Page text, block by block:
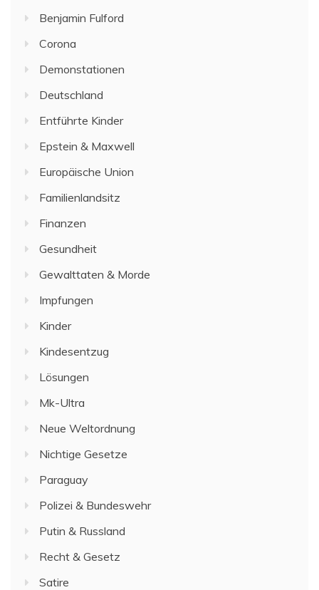
Benjamin Fulford
Corona
Demonstationen
Deutschland
Entführte Kinder
Epstein & Maxwell
Europäische Union
Familienlandsitz
Finanzen
Gesundheit
Gewalttaten & Morde
Impfungen
Kinder
Kindesentzug
Lösungen
Mk-Ultra
Neue Weltordnung
Nichtige Gesetze
Paraguay
Polizei & Bundeswehr
Putin & Russland
Recht & Gesetz
Satire